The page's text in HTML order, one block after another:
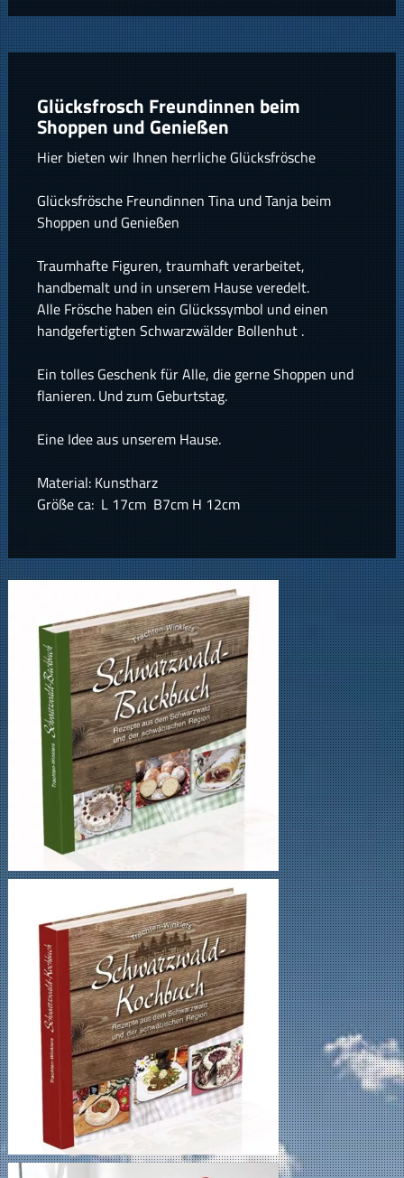
Glücksfrosch Freundinnen beim
Shoppen und Genießen
Hier bieten wir Ihnen herrliche Glücksfrösche
Glücksfrösche Freundinnen Tina und Tanja beim
Shoppen und Genießen
Traumhafte Figuren, traumhaft verarbeitet,
handbemalt und in unserem Hause veredelt.
Alle Frösche haben ein Glückssymbol und einen
handgefertigten Schwarzwälder Bollenhut .
Ein tolles Geschenk für Alle, die gerne Shoppen und
flanieren. Und zum Geburtstag.
Eine Idee aus unserem Hause.
Material: Kunstharz
Größe ca: L 17cm B7cm H 12cm